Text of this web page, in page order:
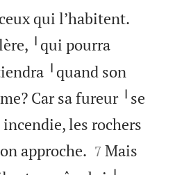
qui l’habitent.
╵qui pourra
╵quand son
Car sa fureur ╵se
les rochers
approche. 

7 Mais